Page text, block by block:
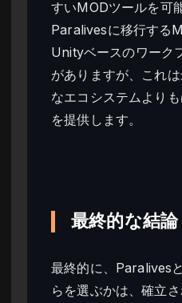
すいMODツールを可
Paralivesに移行する
Unityベースのワーク
がありますが、これ
なエコシステムより
を提供します。
最終的な結論
最終的に、Paralives
らを選ぶかは、確立